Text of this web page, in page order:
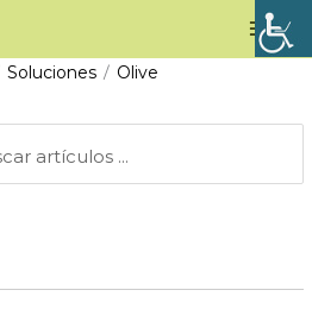
Soluciones / Olive